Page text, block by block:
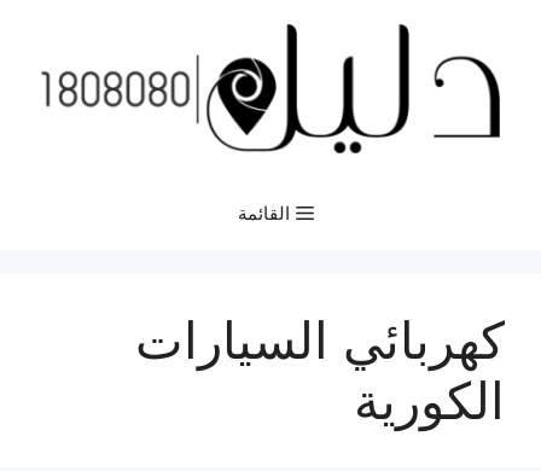
المحتوى
القائمة
كهربائي السيارات
الكورية